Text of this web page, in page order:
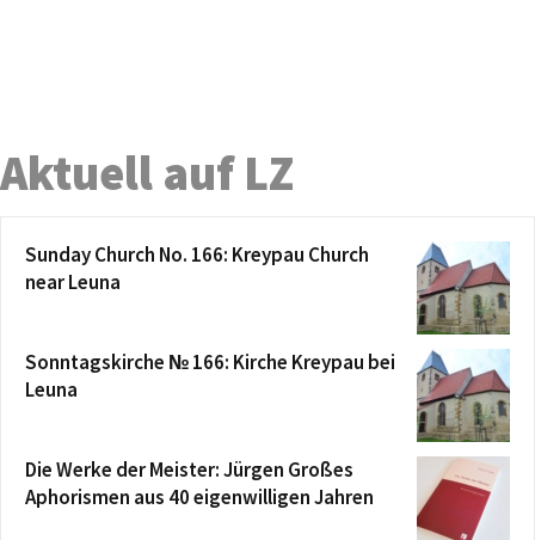
Aktuell auf LZ
Sunday Church No. 166: Kreypau Church
near Leuna
Sonntagskirche № 166: Kirche Kreypau bei
Leuna
Die Werke der Meister: Jürgen Großes
Aphorismen aus 40 eigenwilligen Jahren